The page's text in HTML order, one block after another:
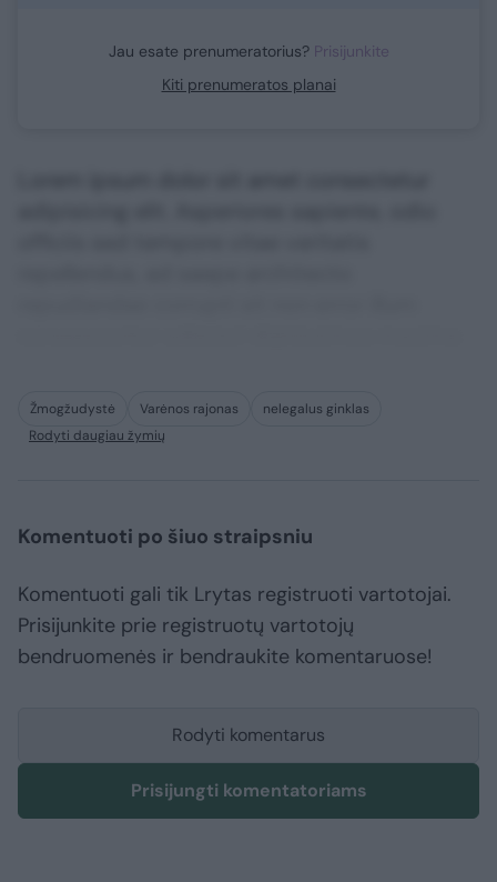
Jau esate prenumeratorius? Prisijunkite
Kiti prenumeratos planai
Žmogžudystė Varėnos rajonas
nelegalus ginklas
Rodyti daugiau žymių
Komentuoti po šiuo straipsniu
Komentuoti gali tik Lrytas registruoti vartotojai.
Prisijunkite prie registruotų vartotojų
bendruomenės ir bendraukite komentaruose!
Rodyti komentarus
Prisijungti komentatoriams